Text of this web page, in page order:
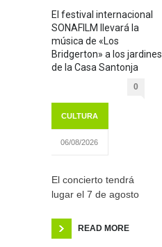
El festival internacional
SONAFILM llevará la
música de «Los
Bridgerton» a los jardines
de la Casa Santonja
0
CULTURA
06/08/2026
El concierto tendrá
lugar el 7 de agosto
READ MORE